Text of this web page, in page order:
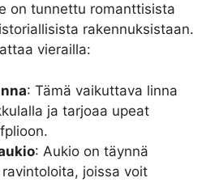
on tunnettu romanttisista
rakennuksistaan.
vierailla:
: Tämä vaikuttava linna
ja tarjoaa upeat
: Aukio on täynnä
joissa voit